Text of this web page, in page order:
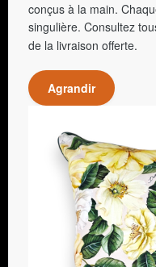
conçus à la main.
singulière. Consultez
de la livraison offerte.
Agrandir